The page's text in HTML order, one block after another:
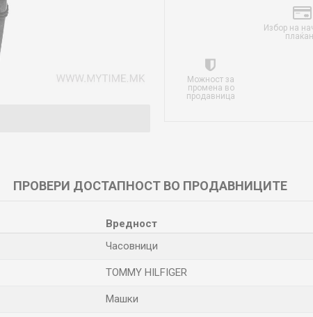
Избор на
Можност за
промена во
продавница
ПРОВЕРИ ДОСТАПНОСТ ВО ПРОДАВНИЦИТЕ
Вредност
Часовници
TOMMY HILFIGER
Машки